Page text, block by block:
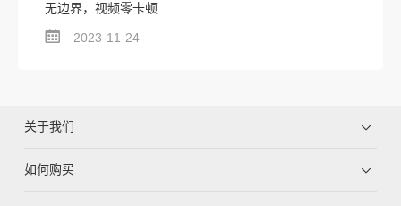
无边界，视频零卡顿
2023-11-24
关于我们
如何购买